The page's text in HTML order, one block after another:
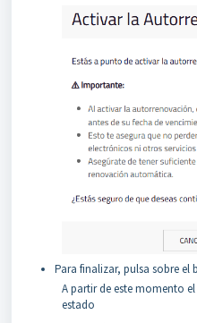
Para finalizar, pulsa sobre el
A partir de este momento
estado